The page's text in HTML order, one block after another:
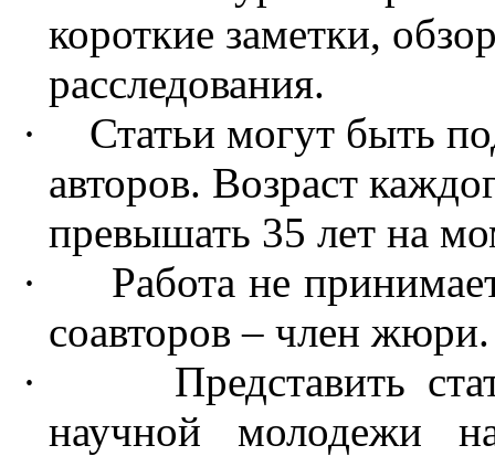
короткие заметки,
расследования.
·
Статьи могут быть
авторов. Возраст
превышать 35 лет на
·
Работа не
соавторов – член жюри.
·
Представить
научной молодежи